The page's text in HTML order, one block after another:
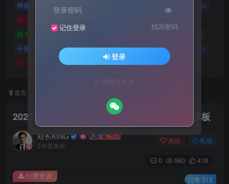
网赚项目 (4898) 网站源码 (2)
精选游戏大作合集
技术教程 技术教程 (5)
卡密账号 主题美化(0) Zibll美化(21) Switch游戏 (2872)
PC GAME (5219) I T 项 目 3A巨作
首页
2023兔年头像框制作生成微信小程序源码 多模板
站长KING
2年前发布
关注 私信
0 560 418
付费资源 已售 313
登录密码
记住登录 找回密码
登录
社交账号登录